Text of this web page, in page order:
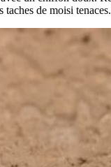
taches de moisi tenaces.